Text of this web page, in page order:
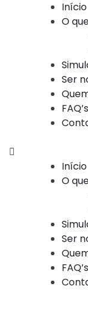
Início
O
Ser
FAQ’s
Início
O
Ser
FAQ’s